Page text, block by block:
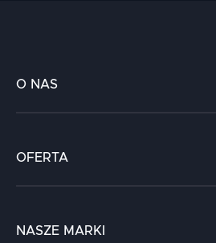
O NAS
Kariera
Kontakt
OFERTA
Chatboty
NASZE MARKI